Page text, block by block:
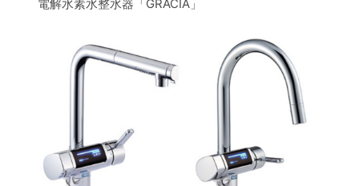
電解水素水整水器「GRACIA」